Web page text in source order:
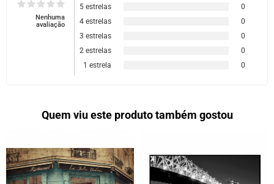
Nenhuma
avaliação
5 estrelas
0
4 estrelas
0
3 estrelas
0
2 estrelas
0
1 estrela
0
Quem viu este produto também gostou